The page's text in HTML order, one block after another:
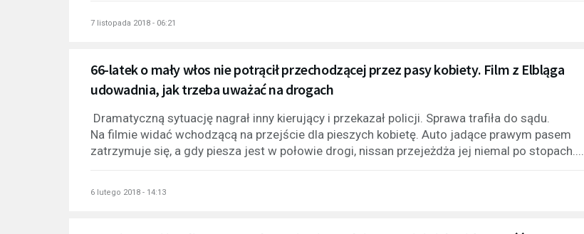
7 listopada 2018 - 06:21
66-latek o mały włos nie potrącił przechodzącej przez pasy kobiety. Film z Elbląga
udowadnia, jak trzeba uważać na drogach
Dramatyczną sytuację nagrał inny kierujący i przekazał policji. Sprawa trafiła do sądu.
Na filmie widać wchodzącą na przejście dla pieszych kobietę. Auto jadące prawym pasem
zatrzymuje się, a gdy piesza jest w połowie drogi, nissan przejeżdża jej niemal po stopach....
6 lutego 2018 - 14:13